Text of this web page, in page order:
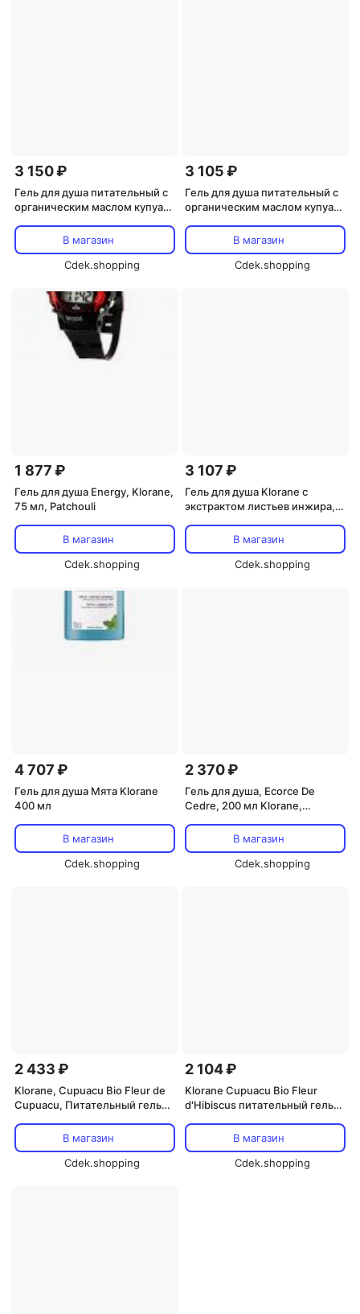
3 150 ₽
Гель для душа питательный с
органическим маслом купуасу
В магазин
Cdek.shopping
3 105 ₽
Гель для душа питательный с
органическим маслом купуасу
В магазин
Cdek.shopping
1 877 ₽
Гель для душа Energy, Klorane,
75 мл, Patchouli
В магазин
Cdek.shopping
3 107 ₽
Гель для душа Klorane с
экстрактом листьев инжира,
В магазин
Cdek.shopping
4 707 ₽
Гель для душа Мята Klorane
400 мл
В магазин
Cdek.shopping
2 370 ₽
Гель для душа, Ecorce De
Cedre, 200 мл Klorane,
В магазин
Cdek.shopping
2 433 ₽
Klorane, Cupuacu Bio Fleur de
Cupuacu, Питательный гель
В магазин
Cdek.shopping
2 104 ₽
Klorane Cupuacu Bio Fleur
d'Hibiscus питательный гель
В магазин
Cdek.shopping